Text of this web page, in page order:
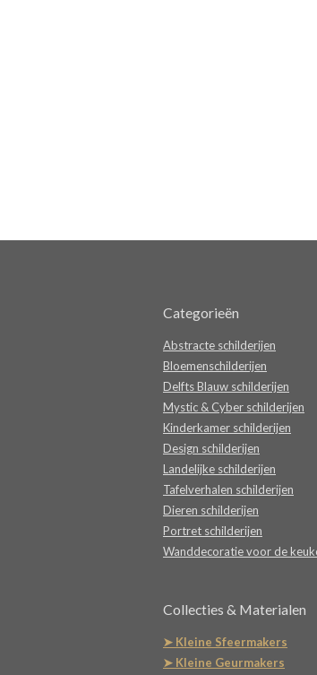
Categorieën
Abstracte schilderijen
Bloemenschilderijen
Delfts Blauw schilderijen
Mystic & Cyber schilderijen
Kinderkamer schilderijen
Design schilderijen
Landelijke schilderijen
Tafelverhalen schilderijen
Dieren schilderijen
Portret schilderijen
Wanddecoratie voor de
Collecties & Materialen
➤ Kleine Sfeermakers
➤ Kleine Geurmakers